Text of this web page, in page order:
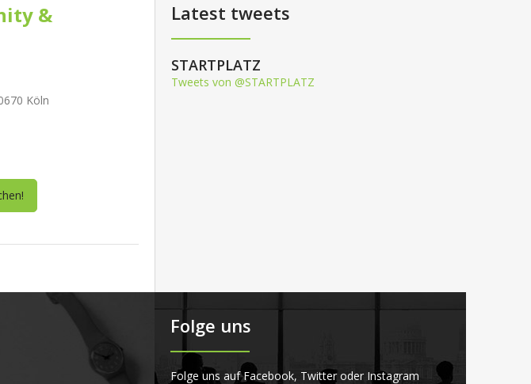
&
Köln
Latest tweets
STARTPLATZ
Tweets von @STARTPLATZ
Folge uns
Folge uns auf Facebook, Twitter oder Instagram